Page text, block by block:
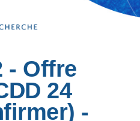
- Offre
24
-